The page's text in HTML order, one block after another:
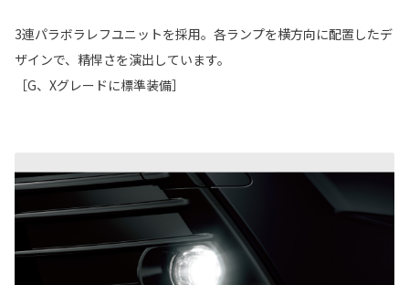
3連パラボラレフユニットを採用。各ランプを横方向に配置したデ
ザインで、精悍さを演出しています。
［G、Xグレードに標準装備］